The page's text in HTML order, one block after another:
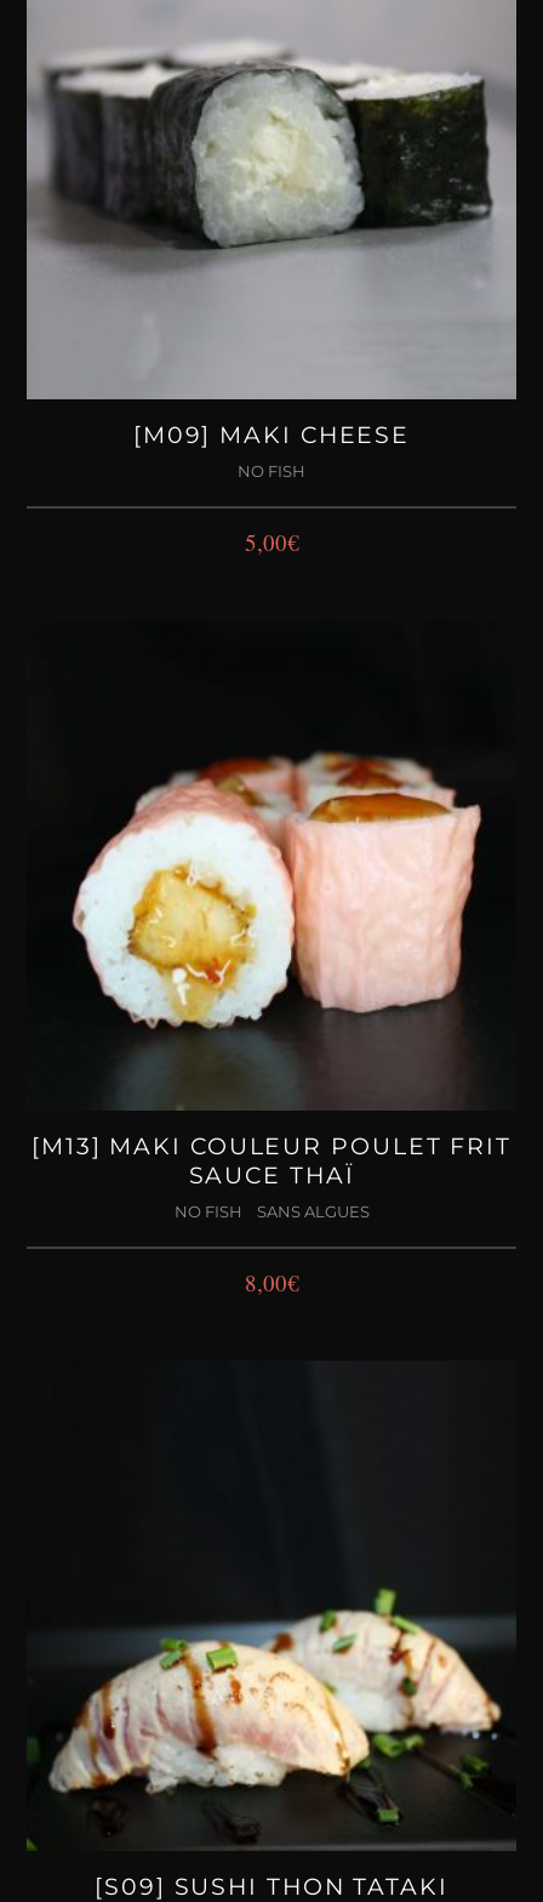
[M09] MAKI CHEESE
NO FISH
5,00€
[M13] MAKI COULEUR POULET FRIT
SAUCE THAÏ
NO FISH SANS ALGUES
8,00€
[S09] SUSHI THON TATAKI